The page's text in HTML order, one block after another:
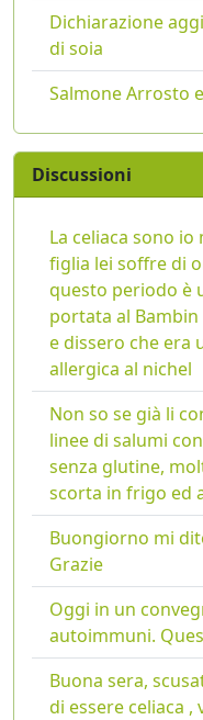
Dichiarazione
di soia
Salmone Arrosto
Discussioni
La celiaca sono
figlia lei soffre di
questo periodo è
portata al Bambin
e dissero che era
allergica al nichel
Non so se già li
linee di salumi
senza glutine,
scorta in frigo ed
Buongiorno mi
Grazie
Oggi in un
autoimmuni.
Buona sera,
di essere celiaca ,